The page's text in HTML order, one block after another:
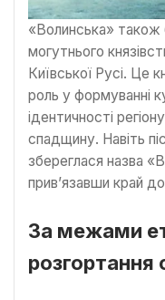
«Волинська» також
могутнього
Київської Русі. Це
роль у формуванні
ідентичності
спадщину. Навіть
збереглася назва
прив’язавши край
За межами